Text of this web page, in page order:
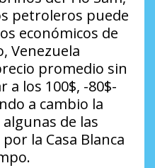
petroleros puede
económicos de
Venezuela
promedio sin
a los 100$, -80$-
a cambio la
de las
la Casa Blanca